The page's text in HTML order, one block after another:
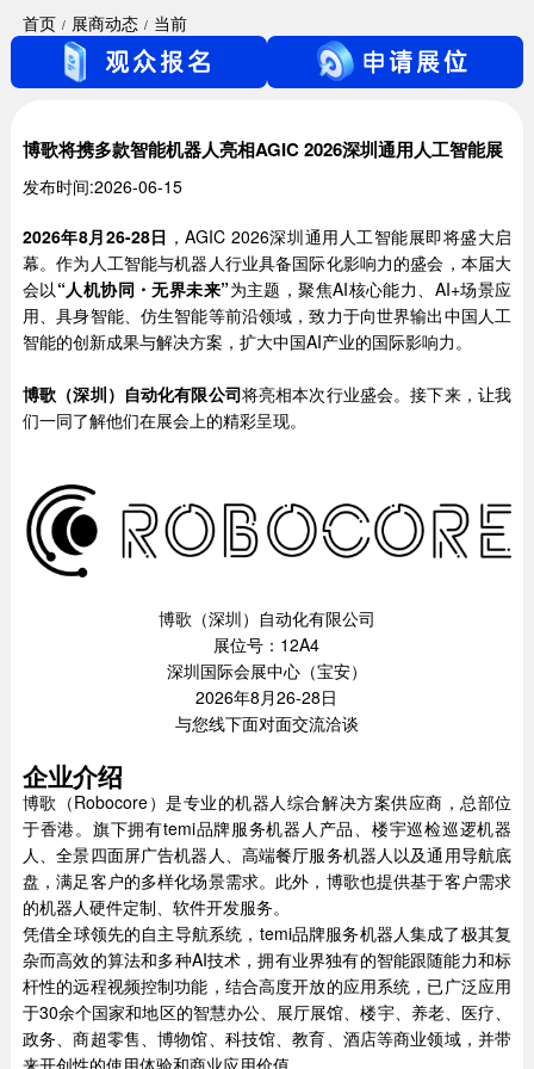
首页 展商动态 当前
博歌将携多款智能机器人亮相AGIC 2026深圳通用人工智能展
发布时间:2026-06-15
2026年8月26-28日 ，AGIC 2026深圳通用人工智能展即将盛大启
幕。作为人工智能与机器人行业具备国际化影响力的盛会，本届大
会以“人机协同 ・无界未来”为主题，聚焦AI核心能力、AI+场景应
用、具身智能、仿生智能等前沿领域，致力于向世界输出中国人工
智能的创新成果与解决方案，扩大中国AI产业的国际影响力。
博歌（深圳）自动化有限公司将亮相本次行业盛会。接下来，让我
们一同了解他们在展会上的精彩呈现。
博歌（深圳）自动化有限公司
展位号：12A4
深圳国际会展中心（宝安）
2026年8月26-28日
与您线下面对面交流洽谈
企业介绍
博歌（Robocore）是专业的机器人综合解决方案供应商，总部位
于香港。旗下拥有temi品牌服务机器人产品、楼宇巡检巡逻机器
人、全景四面屏广告机器人、高端餐厅服务机器人以及通用导航底
盘，满足客户的多样化场景需求。此外，博歌也提供基于客户需求
的机器人硬件定制、软件开发服务。
凭借全球领先的自主导航系统，temi品牌服务机器人集成了极其复
杂而高效的算法和多种AI技术，拥有业界独有的智能跟随能力和标
杆性的远程视频控制功能，结合高度开放的应用系统，已广泛应用
于30余个国家和地区的智慧办公、展厅展馆、楼宇、养老、医疗、
政务、商超零售、博物馆、科技馆、教育、酒店等商业领域，并带
来开创性的使用体验和商业应用价值。